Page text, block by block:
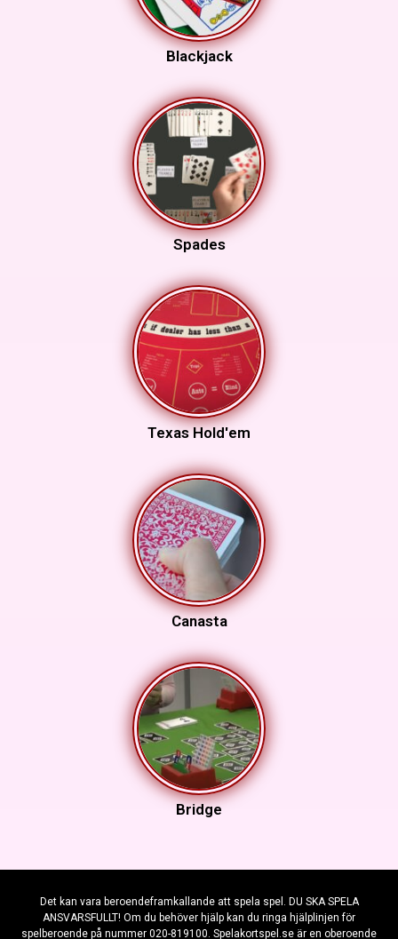
Blackjack
Spades
Texas Hold'em
Canasta
Bridge
Det kan vara beroendeframkallande att spela spel. DU SKA SPELA
ANSVARSFULLT! Om du behöver hjälp kan du ringa hjälplinjen för
spelberoende på nummer 020-819100. Spelakortspel.se är en oberoende